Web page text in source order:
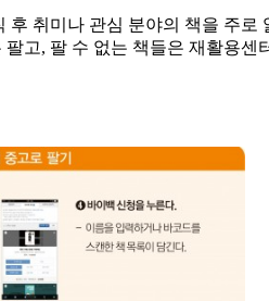
취미나 관심 분야의 책을 주
고, 팔 수 없는 책들은 재활용